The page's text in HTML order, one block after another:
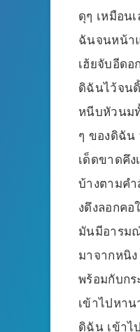
ดุๆ เหมือน
ฉันจนหน้า
เฮ้ยจับอีด
ดิฉันไว้จน
หนีบหัวนม
ๆ ของดิฉัน
เด็ดขาดคึ
บ้างตามคำ
งดึงลอกค
มันมีอารม
มาจากหนิ
พร้อมกับก
เข้าไปหาน
ดิฉัน เข้าไ